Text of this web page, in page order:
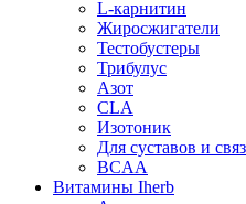
L-карнитин
Жиросжигатели
Тестобустеры
Трибулус
Азот
CLA
Изотоник
Для суставов и
BCAA
Витамины Iherb